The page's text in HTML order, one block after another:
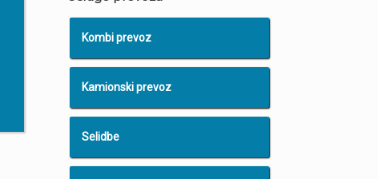
Kombi prevoz
Kamionski prevoz
Selidbe